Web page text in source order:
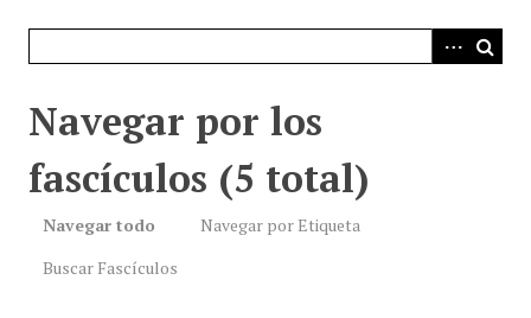
Navegar por los
fascículos (5 total)
Navegar todo
Navegar por Etiqueta
Buscar Fascículos